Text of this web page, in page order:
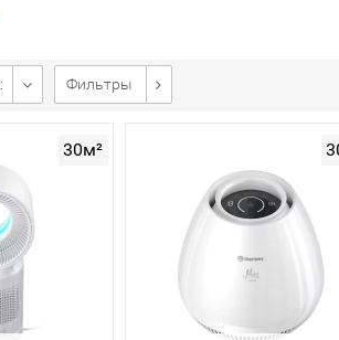
близких - выбирайте очиститель из
неба, необходим немецкий
- аппарат, который очищает комнату
пыли, угольной сажи и
воздухоочиститель
Фильтры
30м²